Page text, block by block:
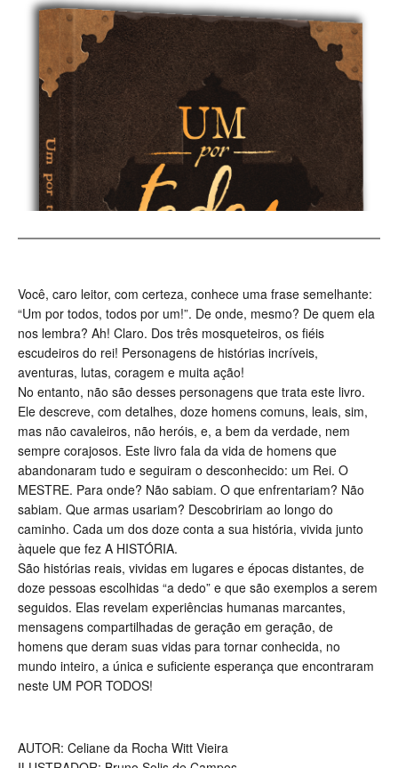
Você, caro leitor, com certeza, conhece uma frase semelhante:
“Um por todos, todos por um!”. De onde, mesmo? De quem ela
nos lembra? Ah! Claro. Dos três mosqueteiros, os fiéis
escudeiros do rei! Personagens de histórias incríveis,
aventuras, lutas, coragem e muita ação!
No entanto, não são desses personagens que trata este livro.
Ele descreve, com detalhes, doze homens comuns, leais, sim,
mas não cavaleiros, não heróis, e, a bem da verdade, nem
sempre corajosos. Este livro fala da vida de homens que
abandonaram tudo e seguiram o desconhecido: um Rei. O
MESTRE. Para onde? Não sabiam. O que enfrentariam? Não
sabiam. Que armas usariam? Descobririam ao longo do
caminho. Cada um dos doze conta a sua história, vivida junto
àquele que fez A HISTÓRIA.
São histórias reais, vividas em lugares e épocas distantes, de
doze pessoas escolhidas “a dedo” e que são exemplos a serem
seguidos. Elas revelam experiências humanas marcantes,
mensagens compartilhadas de geração em geração, de
homens que deram suas vidas para tornar conhecida, no
mundo inteiro, a única e suficiente esperança que encontraram
neste UM POR TODOS!
AUTOR: Celiane da Rocha Witt Vieira